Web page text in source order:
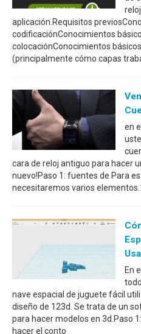
aplicación.Requisitos
codificaciónConocimientos
colocaciónConocimientos
(principalmente cómo capas
en
cara de reloj antiguo para hacer
nuevo!Paso 1: fuentes de Para
necesitaremos varios
En
nave espacial de juguete fácil
diseño de 123d. Se trata de un
para hacer modelos en 3d.Paso
hacer el conto